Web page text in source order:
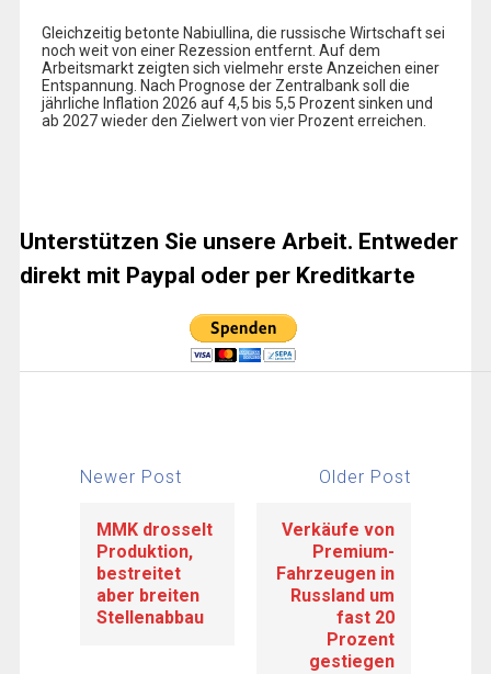
Gleichzeitig betonte Nabiullina, die russische Wirtschaft sei
noch weit von einer Rezession entfernt. Auf dem
Arbeitsmarkt zeigten sich vielmehr erste Anzeichen einer
Entspannung. Nach Prognose der Zentralbank soll die
jährliche Inflation 2026 auf 4,5 bis 5,5 Prozent sinken und
ab 2027 wieder den Zielwert von vier Prozent erreichen.
Unterstützen Sie unsere Arbeit. Entweder
direkt mit Paypal oder per Kreditkarte
Newer Post
MMK drosselt
Produktion,
bestreitet
aber breiten
Stellenabbau
Older Post
Verkäufe von
Premium-
Fahrzeugen in
Russland um
fast 20
Prozent
gestiegen